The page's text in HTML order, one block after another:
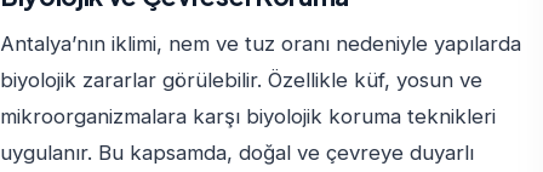
Antalya’nın iklimi, nem ve tuz oranı nedeniyle yapılarda
biyolojik zararlar görülebilir. Özellikle küf, yosun ve
mikroorganizmalara karşı biyolojik koruma teknikleri
uygulanır. Bu kapsamda, doğal ve çevreye duyarlı